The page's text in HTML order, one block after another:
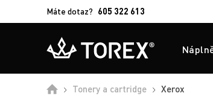
Máte dotaz? 605 322 613
DomůTonery a cartridge Xerox